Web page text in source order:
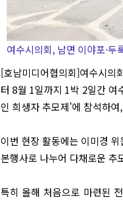
여수시의회, 남면 이야포·
[호남미디어협의회]여수시의
터 8월 1일까지 1박 2일간 여
인 희생자 추모제'에 참석하
이번 현장 활동에는 이미경
본행사로 나누어 다채로운 추
특히 올해 처음으로 마련된